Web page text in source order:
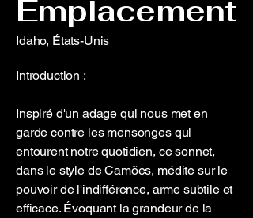
Emplacement
Idaho, États-Unis
Introduction :
Inspiré d'un adage qui nous met en
garde contre les mensonges qui
entourent notre quotidien, ce sonnet,
dans le style de Camões, médite sur le
pouvoir de l'indifférence, arme subtile et
efficace. Évoquant la grandeur de la